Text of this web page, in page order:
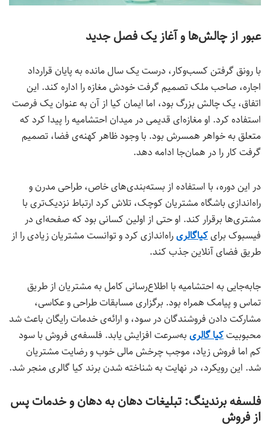
عبور از چالش‌ها و آغاز یک فصل جدید
با رونق گرفتن کسب‌وکار، درست یک سال مانده به پایان قرارداد
اجاره، صاحب ملک تصمیم گرفت خودش مغازه را اداره کند. این
اتفاق، یک چالش بزرگ بود، اما ایمان کیا از آن به عنوان یک فرصت
استفاده کرد. او مغازه‌ای قدیمی در میدان احتشامیه را پیدا کرد که
متعلق به خواهر همسرش بود. با وجود ظاهر کهنه‌ی فضا، تصمیم
گرفت کار را در همان‌جا ادامه دهد.
در این دوره، با استفاده از بسته‌بندی‌های خاص، طراحی مدرن و
راه‌اندازی باشگاه مشتریان کوچک، تلاش کرد ارتباط نزدیک‌تری با
مشتری‌ها برقرار کند. او حتی از اولین کسانی بود که صفحه‌ای در
فیسبوک برای کیاگالریراه‌اندازی کرد و توانست مشتریان زیادی را از
طریق فضای آنلاین جذب کند.
جابه‌جایی به احتشامیه با اطلاع‌رسانی کامل به مشتریان از طریق
تماس و پیامک همراه بود. برگزاری مسابقات طراحی و عکاسی،
مشارکت دادن فروشندگان در سود، و ارائه‌ی خدمات رایگان باعث شد
محبوبیتکیا گالری به‌سرعت افزایش یابد. فلسفه‌ی فروش با سود
کم اما فروش زیاد، موجب چرخش مالی خوب و رضایت مشتریان
شد. این رویکرد، در نهایت به شناخته شدن برند کیا گالری منجر شد.
فلسفه برندینگ: تبلیغات دهان به دهان و خدمات پس
از فروش